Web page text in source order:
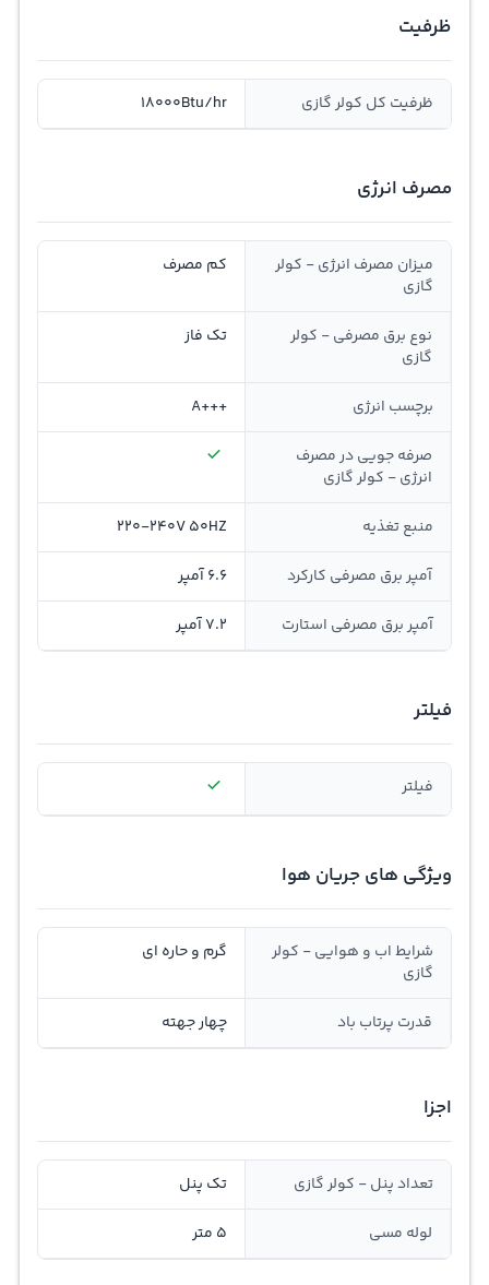
ظرفیت
ظرفیت کل کولر گازی 18000Btu/hr
مصرف انرژی
میزان مصرف انرژی - کولر
گازی
کم مصرف
نوع برق مصرفی - کولر
گازی
تک فاز
برچسب انرژی +++A
صرفه جویی در مصرف
انرژی - کولر گازی
منبع تغذیه 220-240V 50HZ
آمپر برق مصرفی کارکرد 6.6 آمپر
آمپر برق مصرفی استارت 7.2 آمپر
فیلتر
فیلتر
ویژگی های جریان هوا
شرایط اب و هوایی - کولر
گازی
گرم و حاره ای
قدرت پرتاب باد چهار جهته
اجزا
تعداد پنل - کولر گازی تک پنل
لوله مسی 5 متر